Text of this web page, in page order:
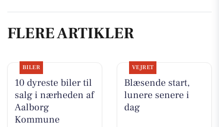
FLERE ARTIKLER
BILER
10 dyreste biler til
salg i nærheden af
Aalborg
Kommune
VEJRET
Blæsende start,
lunere senere i
dag